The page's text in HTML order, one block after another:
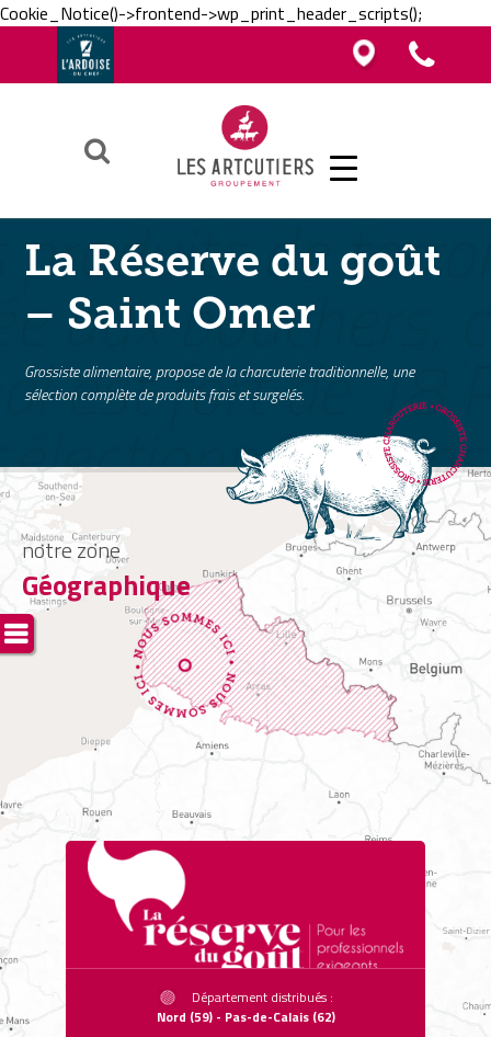
Cookie_Notice()->frontend->wp_print_header_scripts();
La Réserve du goût
– Saint Omer
Grossiste alimentaire, propose de la charcuterie traditionnelle, une
sélection complète de produits frais et surgelés.
notre zone
Géographique
Département distribués :
Nord (59)
Pas-de-Calais (62)